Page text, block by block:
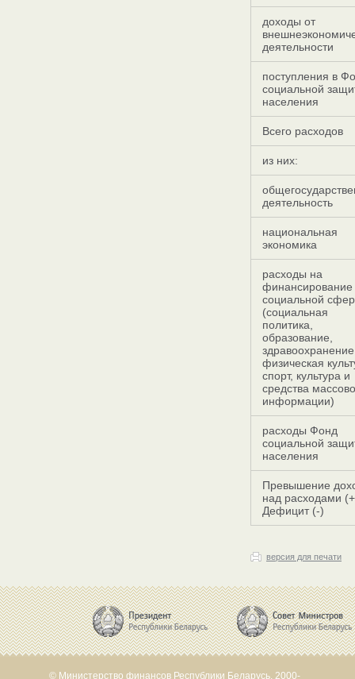
доходы от
деятельности
поступления в
социальной
населения
Всего расходов
из них:
деятельность
национальная
экономика
расходы на
финансирование
социальной
(социальная
политика,
образование,
физическая
спорт, культура и
средства
информации)
расходы Фонд
социальной
населения
Превышение
над расходами
Дефицит (-)
версия для печати
© Министерство финансов Республики Беларусь, 2000-